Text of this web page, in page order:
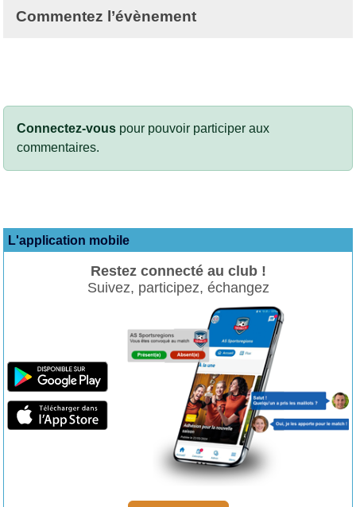
Commentez l’évènement
Connectez-vous pour pouvoir participer aux
commentaires.
L'application mobile
Restez connecté au club !
Suivez, participez, échangez